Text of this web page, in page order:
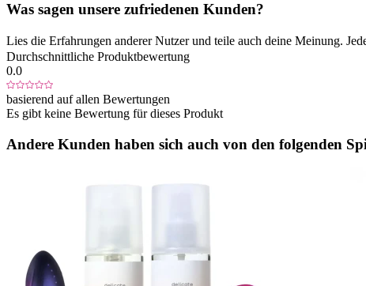
Was sagen unsere zufriedenen Kunden?
Lies die Erfahrungen anderer Nutzer und teile auch deine Meinung.
Durchschnittliche Produktbewertung
0.0
basierend auf allen Bewertungen
Es gibt keine Bewertung für dieses Produkt
Andere Kunden haben sich auch von den folgenden